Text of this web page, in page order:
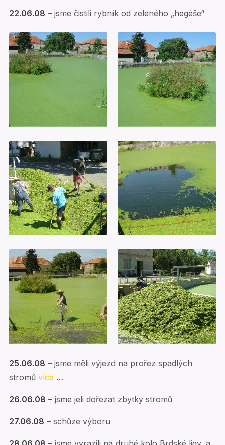
22.06.08 – jsme čistili rybník od zeleného „hegéše“
25.06.08 – jsme měli výjezd na prořez spadlých
stromů více …
26.06.08 – jsme jeli dořezat zbytky stromů
27.06.08 – schůze výboru